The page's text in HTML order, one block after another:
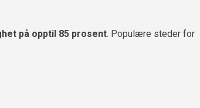
på opptil 85 prosent. Populære steder for